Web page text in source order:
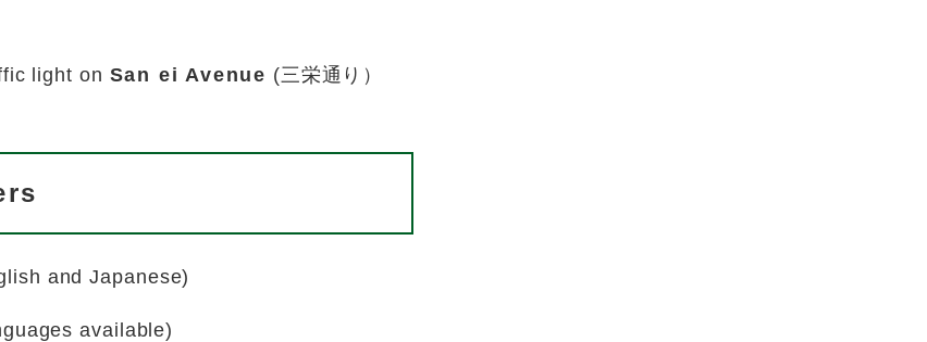
light on San ei Avenue (三栄通り）
and Japanese)
available)